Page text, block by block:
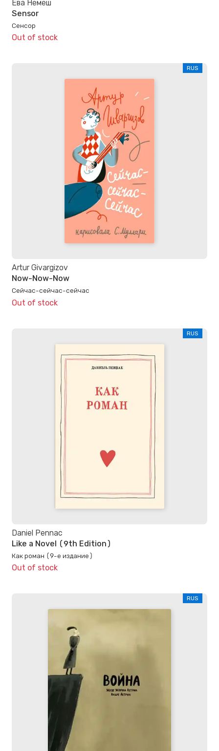
Ева Немеш
Sensor
Сенсор
Out of stock
RUS
Artur Givargizov
Now-Now-Now
Сейчас-сейчас-сейчас
Out of stock
RUS
Daniel Pennac
Like a Novel (9th Edition)
Как роман (9-е издание)
Out of stock
RUS